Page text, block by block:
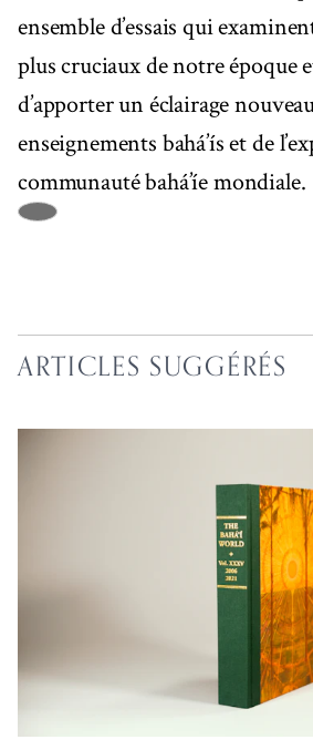
ensemble d’essais qui
plus cruciaux de notre époque
d’apporter un éclairage
enseignements bahá’ís et de
communauté bahá’íe mondiale.
ARTICLES SUGGÉRÉS